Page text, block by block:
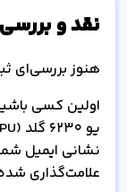
نقد و
هنوز بررسی‌ای
اولین کسی
یو 6230 گلد (Intel Xeon CPU) | خرید”
نشانی ایمیل
علامت‌گذاری